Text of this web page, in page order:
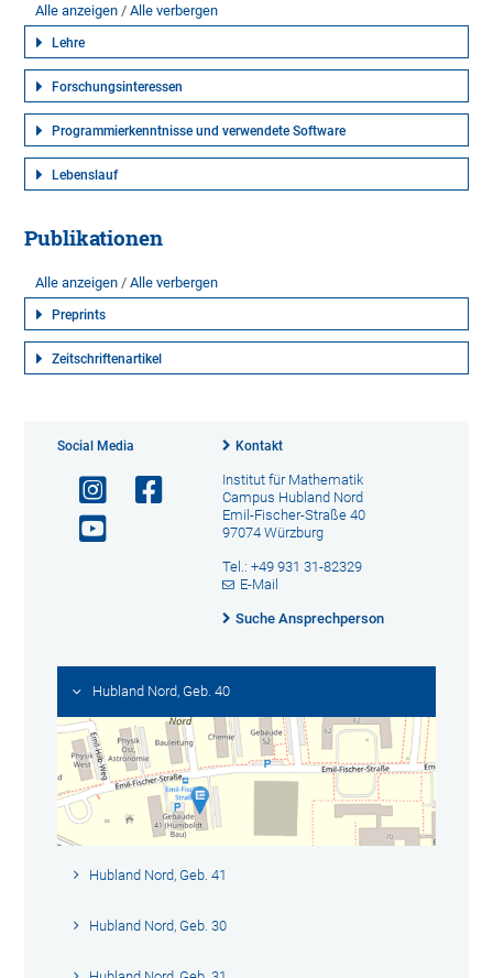
Alle anzeigen Alle verbergen
Lehre
Forschungsinteressen
Programmierkenntnisse und verwendete Software
Lebenslauf
Publikationen
Alle anzeigen Alle verbergen
Preprints
Zeitschriftenartikel
Social Media Kontakt
Institut für Mathematik
Campus Hubland Nord
Emil-Fischer-Straße 40
97074 Würzburg
Tel.: +49 931 31-82329
E-Mail
Suche Ansprechperson
Hubland Nord, Geb. 40
Hubland Nord, Geb. 41
Hubland Nord, Geb. 30